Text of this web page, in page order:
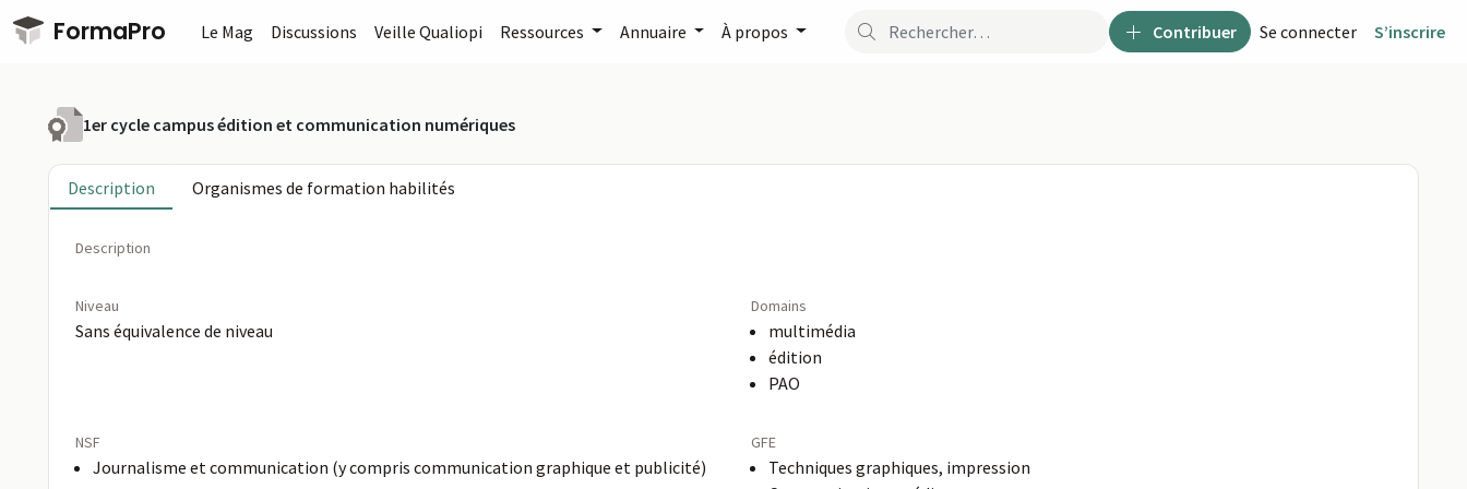
Passer au contenu principal
FormaPro Contribuer Se connecter S’inscrire
Le Mag Discussions Veille Qualiopi Ressources Annuaire À propos
1er cycle campus édition et communication numériques
Description Organismes de formation habilités
Description
Niveau
Sans équivalence de niveau
Domains
multimédia
édition
PAO
NSF
Journalisme et communication (y compris communication graphique et publicité)
GFE
Techniques graphiques, impression